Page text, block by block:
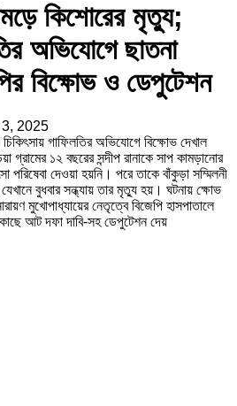
কিশোরের মৃত্যু;
অভিযোগে ছাতনা
বিক্ষোভ ও ডেপুটেশন
2025
চিকিৎসায় গাফিলতির অভিযোগে বিক্ষোভ দেখাল
গ্রামের ১২ বছরের সন্দীপ রানাকে সাপ কামড়ানোর
পরিষেবা দেওয়া হয়নি। পরে তাকে বাঁকুড়া সম্মিলনী
বুধবার সন্ধ্যায় তার মৃত্যু হয়। ঘটনায় ক্ষোভ
মুখোপাধ্যায়ের নেতৃত্বে বিজেপি হাসপাতালে
আট দফা দাবি-সহ ডেপুটেশন দেয়